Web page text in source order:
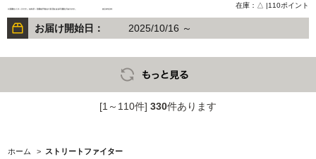
在庫：△ |110ポイント
お届け開始日： 2025/10/16 ～
[1～110件] 330件あります
ホーム > ストリートファイター